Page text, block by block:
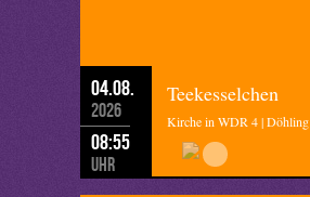
04.08.
2026
08:55
Uhr
Teekesselchen
Kirche in WDR 4 | Döhling